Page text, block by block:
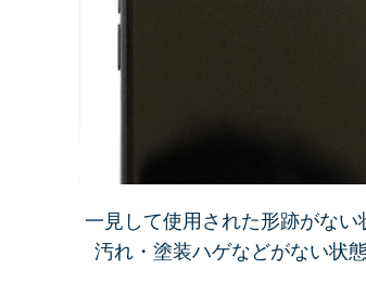
一見して使用された形跡がない
汚れ・塗装ハゲなどがない状態